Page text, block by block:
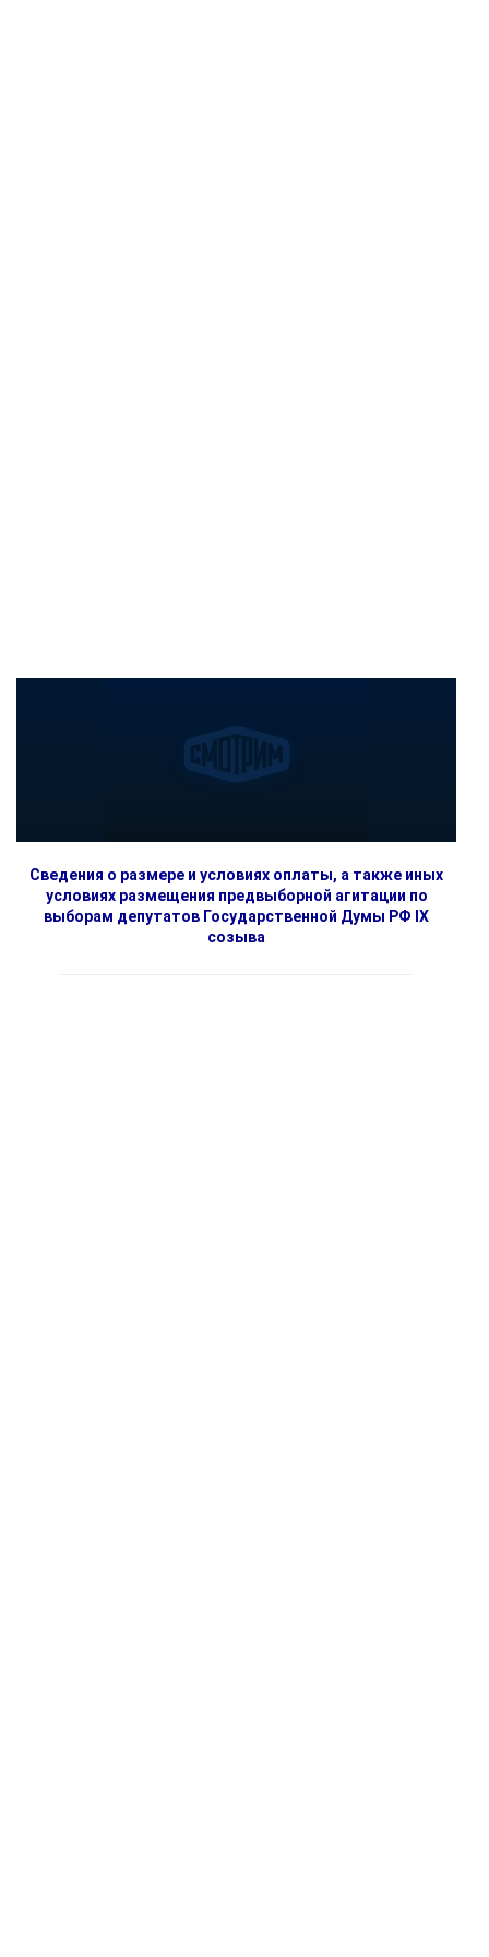
Сведения о размере и условиях оплаты, а также иных
условиях размещения предвыборной агитации по
выборам депутатов Государственной Думы РФ IX
созыва